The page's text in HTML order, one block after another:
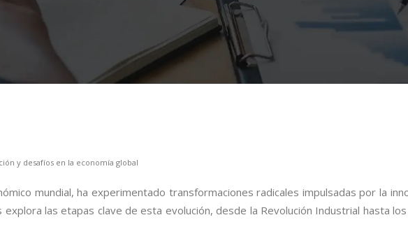
y desafíos en la economía global
mundial, ha experimentado transformaciones radicales impulsadas por la
las etapas clave de esta evolución, desde la Revolución Industrial hasta